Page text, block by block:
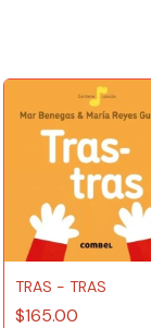
TRAS - TRAS
$165.00